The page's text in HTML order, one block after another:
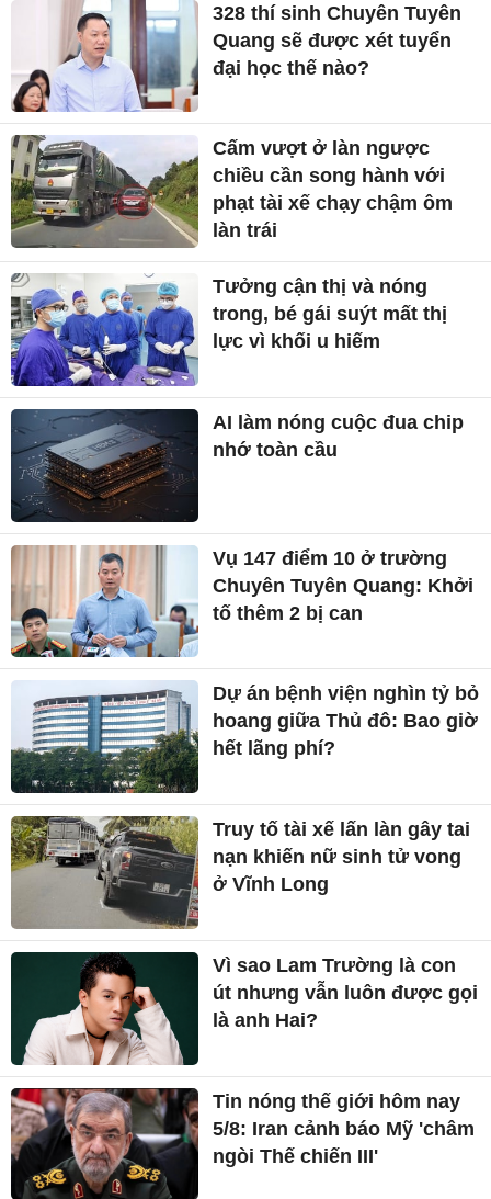
328 thí sinh Chuyên Tuyên
Quang sẽ được xét tuyển
đại học thế nào?
Cấm vượt ở làn ngược
chiều cần song hành với
phạt tài xế chạy chậm ôm
làn trái
Tưởng cận thị và nóng
trong, bé gái suýt mất thị
lực vì khối u hiếm
AI làm nóng cuộc đua chip
nhớ toàn cầu
Vụ 147 điểm 10 ở trường
Chuyên Tuyên Quang: Khởi
tố thêm 2 bị can
Dự án bệnh viện nghìn tỷ bỏ
hoang giữa Thủ đô: Bao giờ
hết lãng phí?
Truy tố tài xế lấn làn gây tai
nạn khiến nữ sinh tử vong
ở Vĩnh Long
Vì sao Lam Trường là con
út nhưng vẫn luôn được gọi
là anh Hai?
Tin nóng thế giới hôm nay
5/8: Iran cảnh báo Mỹ 'châm
ngòi Thế chiến III'